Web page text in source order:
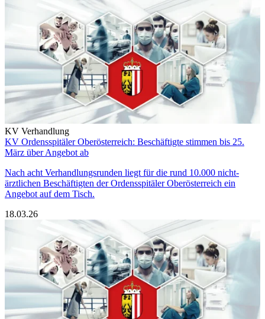
KV Verhandlung
KV Ordensspitäler Oberösterreich: Beschäftigte stimmen bis 25.
März über Angebot ab
Nach acht Verhandlungsrunden liegt für die rund 10.000 nicht-
ärztlichen Beschäftigten der Ordensspitäler Oberösterreich ein
Angebot auf dem Tisch.
18.03.26